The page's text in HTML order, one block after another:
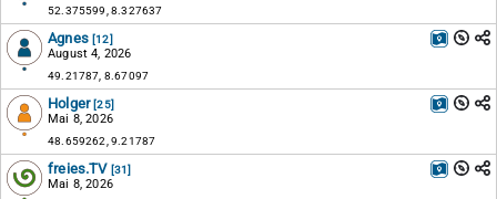
52.375599, 8.327637
Agnes [12]
August 4, 2026
49.21787, 8.67097
Holger [25]
Mai 8, 2026
48.659262, 9.21787
freies.TV [31]
Mai 8, 2026